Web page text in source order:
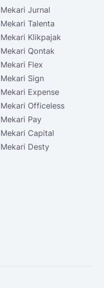
Mekari Jurnal
Mekari Talenta
Mekari Klikpajak
Mekari Qontak
Mekari Flex
Mekari Sign
Mekari Expense
Mekari Officeless
Mekari Pay
Mekari Capital
Mekari Desty